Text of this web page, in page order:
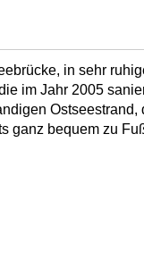
in sehr
im Jahr 2005
Ostseestrand,
ganz bequem zu